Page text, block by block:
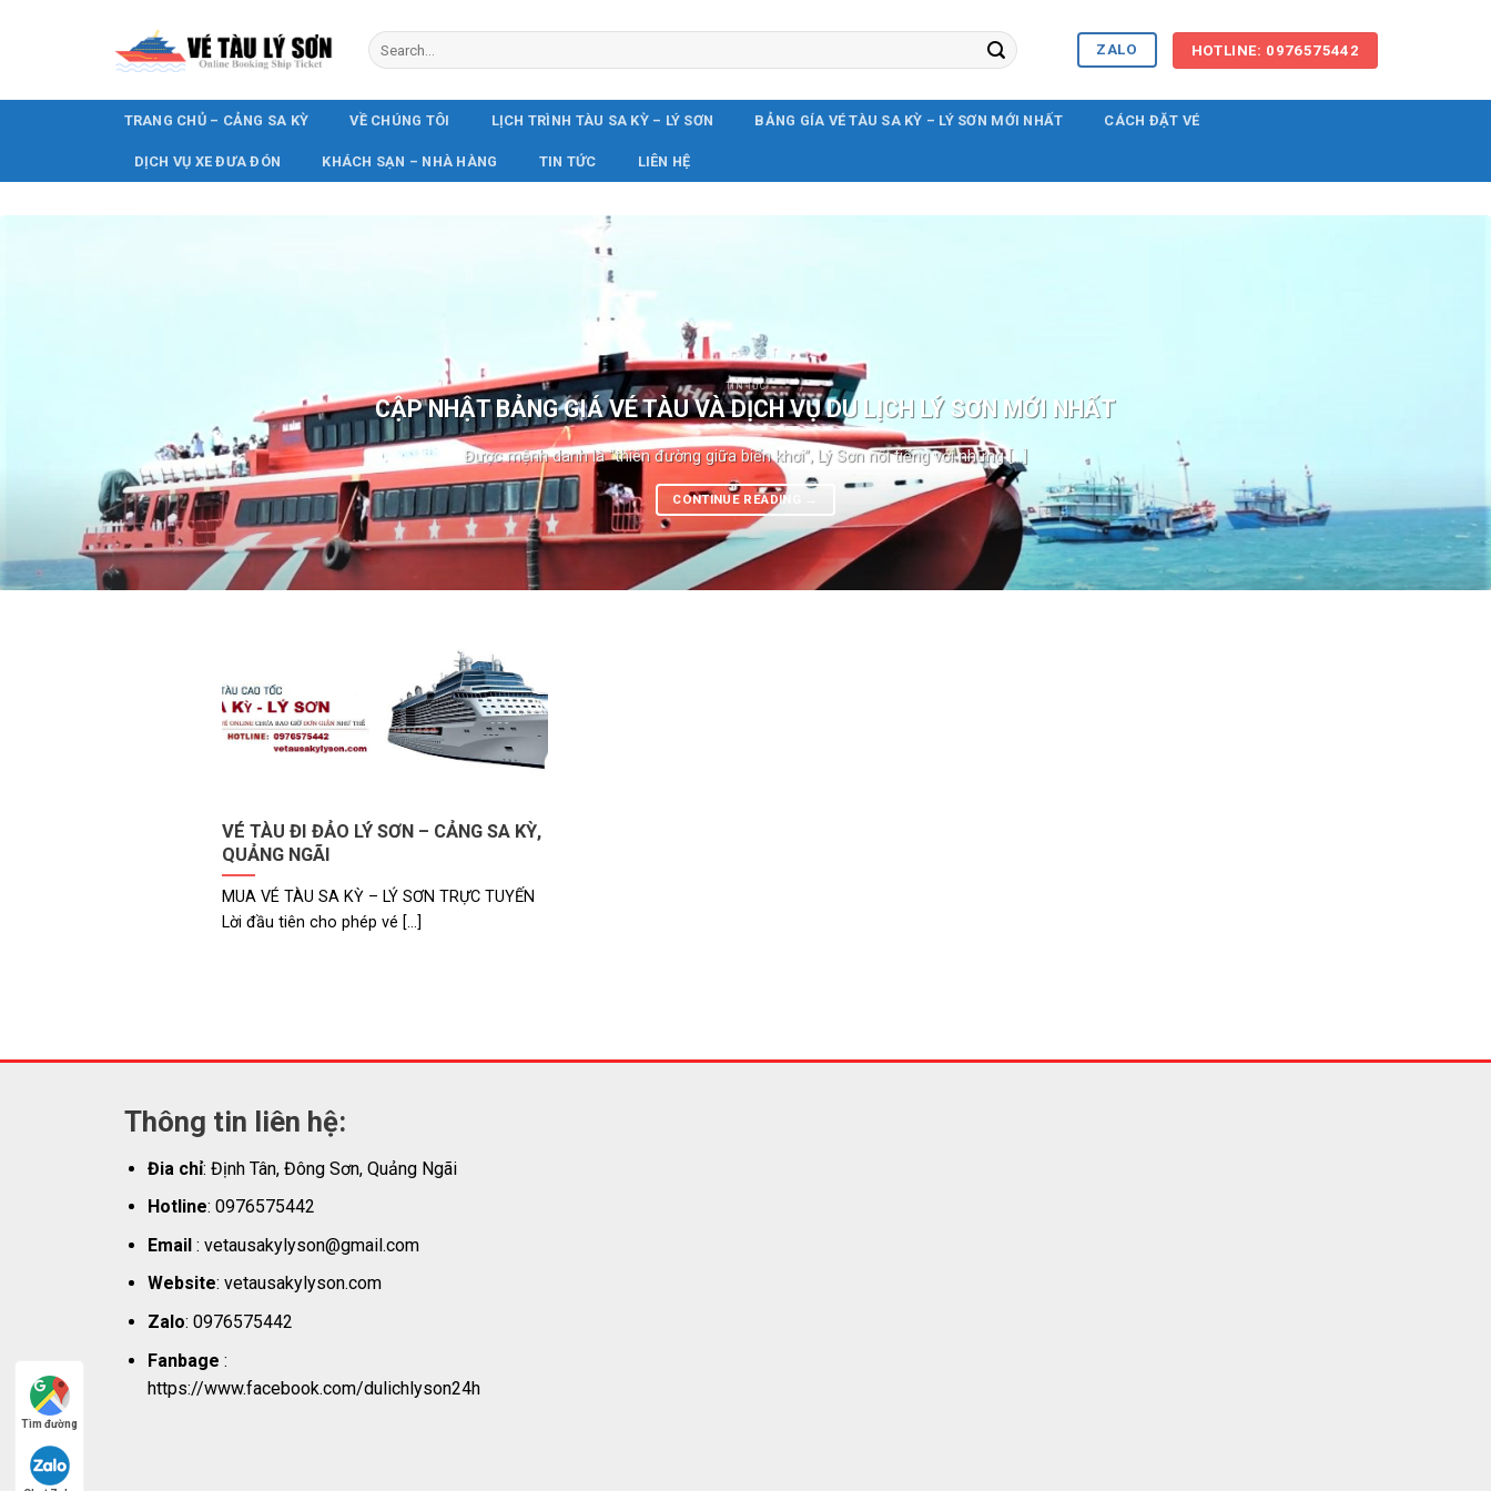
ZALO HOTLINE: 0976575442
TRANG CHỦ – CẢNG SA KỲ VỀ CHÚNG TÔI LỊCH TRÌNH TÀU SA KỲ – LÝ SƠN BẢNG GÍA VÉ TÀU SA KỲ – LÝ SƠN MỚI NHẤT CÁCH ĐẶT VÉ
DỊCH VỤ XE ĐƯA ĐÓN KHÁCH SẠN – NHÀ HÀNG TIN TỨC LIÊN HỆ
TIN TỨC
CẬP NHẬT BẢNG GIÁ VÉ TÀU VÀ DỊCH VỤ DU LỊCH LÝ SƠN MỚI NHẤT
Được mệnh danh là “thiên đường giữa biển khơi”, Lý Sơn nổi tiếng với những [...]
CONTINUE READING
VÉ TÀU ĐI ĐẢO LÝ SƠN – CẢNG SA KỲ,
QUẢNG NGÃI
MUA VÉ TÀU SA KỲ – LÝ SƠN TRỰC TUYẾN
Lời đầu tiên cho phép vé [...]
Thông tin liên hệ:
Đia chỉ: Định Tân, Đông Sơn, Quảng Ngãi
Hotline: 0976575442
Email: vetausakylyson@gmail.com
Website: vetausakylyson.com
Zalo: 0976575442
Fanbage :
https://www.facebook.com/dulichlyson24h
Tìm đường